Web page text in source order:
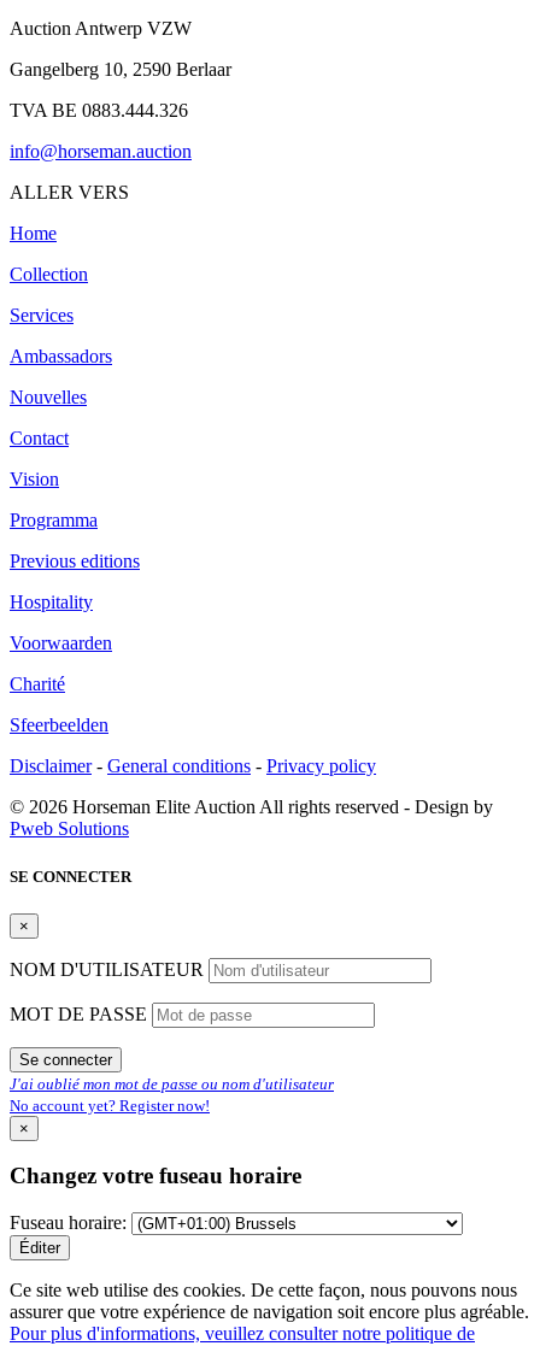
Auction Antwerp VZW
Gangelberg 10, 2590 Berlaar
TVA BE 0883.444.326
info@horseman.auction
ALLER VERS
Home
Collection
Services
Ambassadors
Nouvelles
Contact
Vision
Programma
Previous editions
Hospitality
Voorwaarden
Charité
Sfeerbeelden
Disclaimer- General conditions - Privacy policy
© 2026 Horseman Elite Auction All rights reserved - Design by
Pweb Solutions
SE CONNECTER
×
NOM D'UTILISATEUR
MOT DE PASSE
Se connecter
J'ai oublié mon mot de passe ou nom d'utilisateur
No account yet? Register now!
×
Changez votre fuseau horaire
Fuseau horaire:
Éditer
Ce site web utilise des cookies. De cette façon, nous pouvons nous
assurer que votre expérience de navigation soit encore plus agréable.
Pour plus d'informations, veuillez consulter notre politique de